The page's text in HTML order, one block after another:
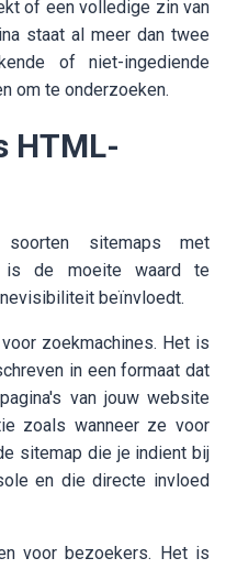
of een volledige zin van
staat al meer dan twee
of niet-ingediende
om te onderzoeken.
HTML-
sitemaps met
is de moeite waard te
beïnvloedt.
zoekmachines. Het is
in een formaat dat
van jouw website
zoals wanneer ze voor
sitemap die je indient bij
en die directe invloed
voor bezoekers. Het is